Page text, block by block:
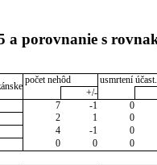
a porovnanie s
počet nehôd usmrtení účast.
+/-
7 -1 0
2 1 0
4 -1 0
0 0 0